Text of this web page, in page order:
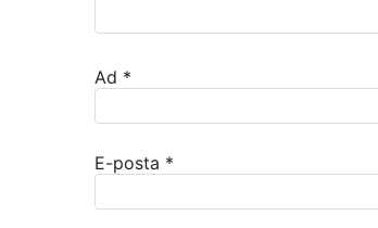
Ad *
E-posta *